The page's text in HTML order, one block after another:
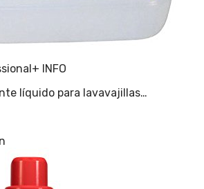
+ INFO
líquido para lavavajillas…